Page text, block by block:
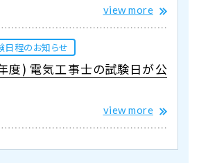
view more
日程のお知らせ
度) 電気工事士の試験日が公
view more